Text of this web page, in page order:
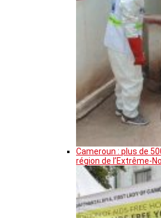
Cameroun : plus de
région de l’Extrême-